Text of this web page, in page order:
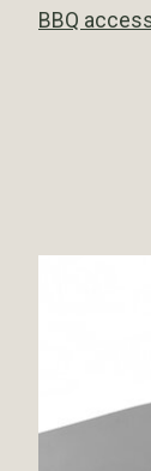
BBQ